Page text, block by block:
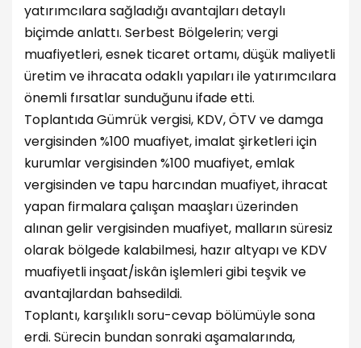
yatırımcılara sağladığı avantajları detaylı
biçimde anlattı. Serbest Bölgelerin; vergi
muafiyetleri, esnek ticaret ortamı, düşük maliyetli
üretim ve ihracata odaklı yapıları ile yatırımcılara
önemli fırsatlar sunduğunu ifade etti.
Toplantıda Gümrük vergisi, KDV, ÖTV ve damga
vergisinden %100 muafiyet, imalat şirketleri için
kurumlar vergisinden %100 muafiyet, emlak
vergisinden ve tapu harcından muafiyet, ihracat
yapan firmalara çalışan maaşları üzerinden
alınan gelir vergisinden muafiyet, malların süresiz
olarak bölgede kalabilmesi, hazır altyapı ve KDV
muafiyetli inşaat/iskân işlemleri gibi teşvik ve
avantajlardan bahsedildi.
Toplantı, karşılıklı soru-cevap bölümüyle sona
erdi. Sürecin bundan sonraki aşamalarında,